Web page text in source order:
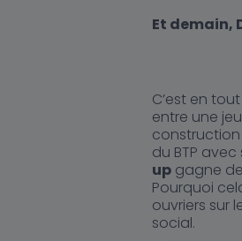
Et demain,
C’est en
entre une
du BTP
up gagne
Pourquoi
ouvriers sur
social.